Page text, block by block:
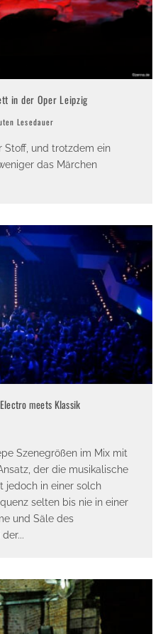
in der Oper Leipzig
Lesedauer
Stoff, und trotzdem ein
das Märchen
meets Klassik
Szenegrößen im Mix mit
der die musikalische
jedoch in einer solch
selten bis nie in einer
und Säle des
der...